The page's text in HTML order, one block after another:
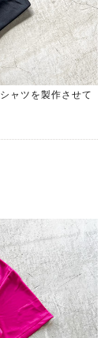
シャツを製作させて